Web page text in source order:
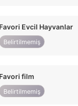
Favori Evcil Hayvanlar
Belirtilmemiş
Favori film
Belirtilmemiş